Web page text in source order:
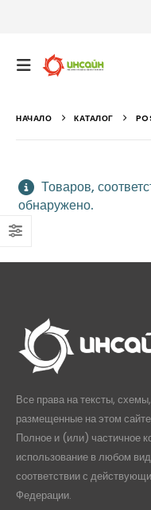
НАЧАЛО КАТАЛОГ
Товаров,
обнаружено.
Все права на тексты,
размещенные на этом
Полное и (или) частичное
использование в любом
соответствии с
Федерации.